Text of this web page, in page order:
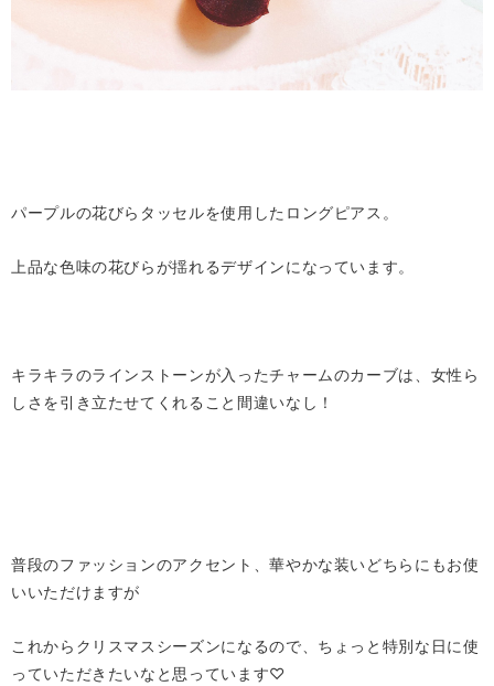
パープルの花びらタッセルを使用したロングピアス。
上品な色味の花びらが揺れるデザインになっています。
キラキラのラインストーンが入ったチャームのカーブは、女性ら
しさを引き立たせてくれること間違いなし！
普段のファッションのアクセント、華やかな装いどちらにもお使
いいただけますが
これからクリスマスシーズンになるので、ちょっと特別な日に使
っていただきたいなと思っています♡